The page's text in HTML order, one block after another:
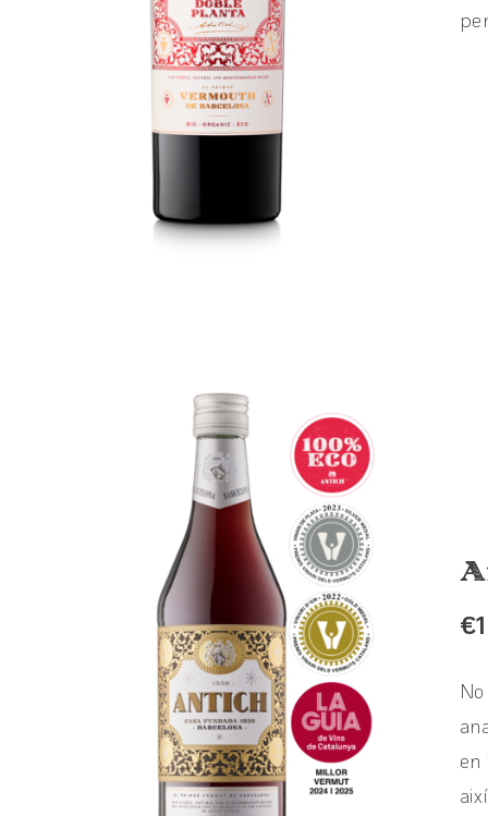
€
en